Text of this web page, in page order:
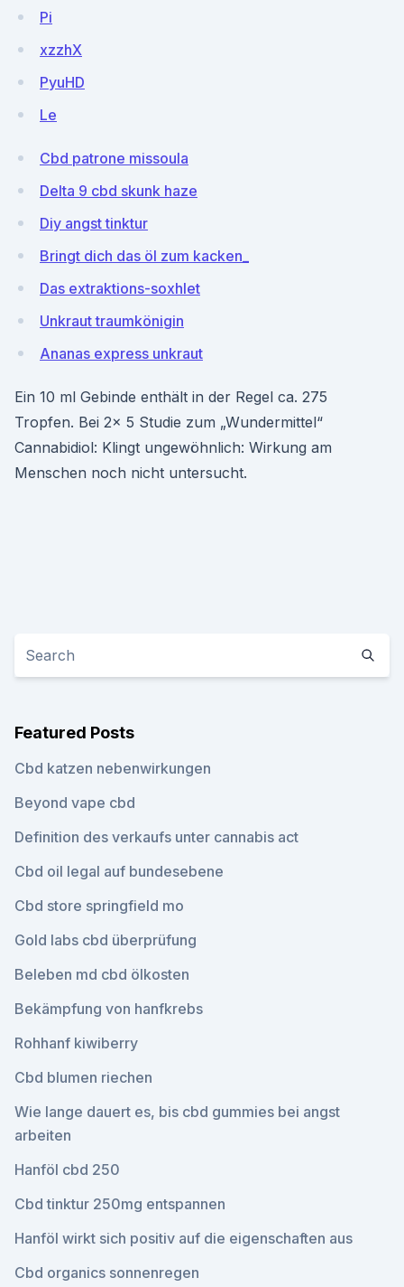
Pi
xzzhX
PyuHD
Le
Cbd patrone missoula
Delta 9 cbd skunk haze
Diy angst tinktur
Bringt dich das öl zum kacken_
Das extraktions-soxhlet
Unkraut traumkönigin
Ananas express unkraut
Ein 10 ml Gebinde enthält in der Regel ca. 275
Tropfen. Bei 2x 5 Studie zum „Wundermittel“
Cannabidiol: Klingt ungewöhnlich: Wirkung am
Menschen noch nicht untersucht.
Featured Posts
Cbd katzen nebenwirkungen
Beyond vape cbd
Definition des verkaufs unter cannabis act
Cbd oil legal auf bundesebene
Cbd store springfield mo
Gold labs cbd überprüfung
Beleben md cbd ölkosten
Bekämpfung von hanfkrebs
Rohhanf kiwiberry
Cbd blumen riechen
Wie lange dauert es, bis cbd gummies bei angst
arbeiten
Hanföl cbd 250
Cbd tinktur 250mg entspannen
Hanföl wirkt sich positiv auf die eigenschaften aus
Cbd organics sonnenregen